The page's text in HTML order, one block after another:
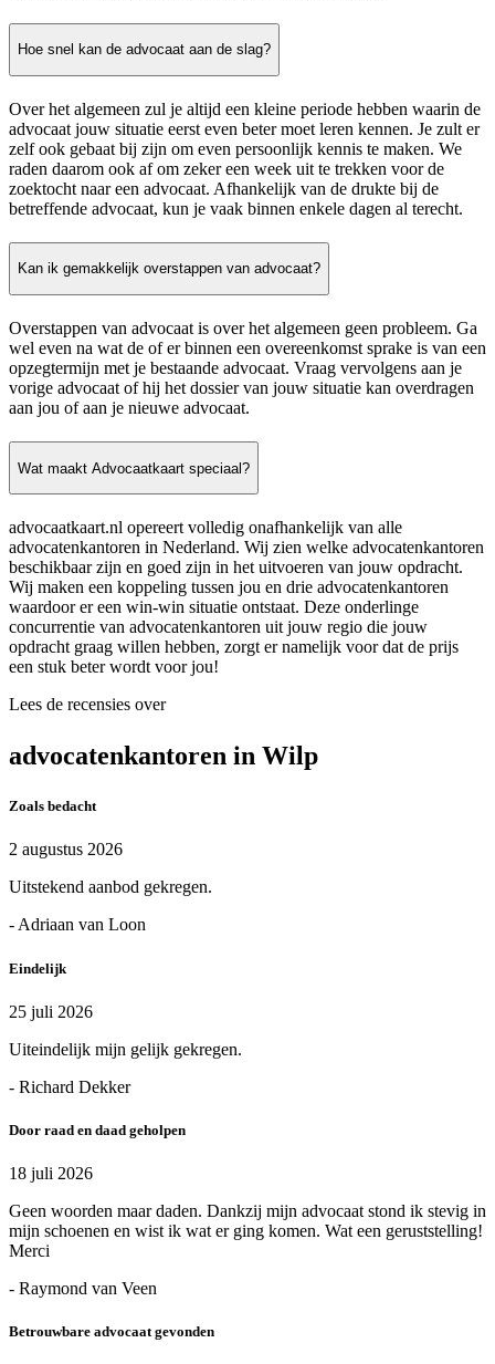
Hoe snel kan de advocaat aan de slag?
Over het algemeen zul je altijd een kleine periode hebben waarin de
advocaat jouw situatie eerst even beter moet leren kennen. Je zult er
zelf ook gebaat bij zijn om even persoonlijk kennis te maken. We
raden daarom ook af om zeker een week uit te trekken voor de
zoektocht naar een advocaat. Afhankelijk van de drukte bij de
betreffende advocaat, kun je vaak binnen enkele dagen al terecht.
Kan ik gemakkelijk overstappen van advocaat?
Overstappen van advocaat is over het algemeen geen probleem. Ga
wel even na wat de of er binnen een overeenkomst sprake is van een
opzegtermijn met je bestaande advocaat. Vraag vervolgens aan je
vorige advocaat of hij het dossier van jouw situatie kan overdragen
aan jou of aan je nieuwe advocaat.
Wat maakt Advocaatkaart speciaal?
advocaatkaart.nl opereert volledig onafhankelijk van alle
advocatenkantoren in Nederland. Wij zien welke advocatenkantoren
beschikbaar zijn en goed zijn in het uitvoeren van jouw opdracht.
Wij maken een koppeling tussen jou en drie advocatenkantoren
waardoor er een win-win situatie ontstaat. Deze onderlinge
concurrentie van advocatenkantoren uit jouw regio die jouw
opdracht graag willen hebben, zorgt er namelijk voor dat de prijs
een stuk beter wordt voor jou!
Lees de recensies over
advocatenkantoren in Wilp
Zoals bedacht
2 augustus 2026
Uitstekend aanbod gekregen.
- Adriaan van Loon
Eindelijk
25 juli 2026
Uiteindelijk mijn gelijk gekregen.
- Richard Dekker
Door raad en daad geholpen
18 juli 2026
Geen woorden maar daden. Dankzij mijn advocaat stond ik stevig in
mijn schoenen en wist ik wat er ging komen. Wat een geruststelling!
Merci
- Raymond van Veen
Betrouwbare advocaat gevonden